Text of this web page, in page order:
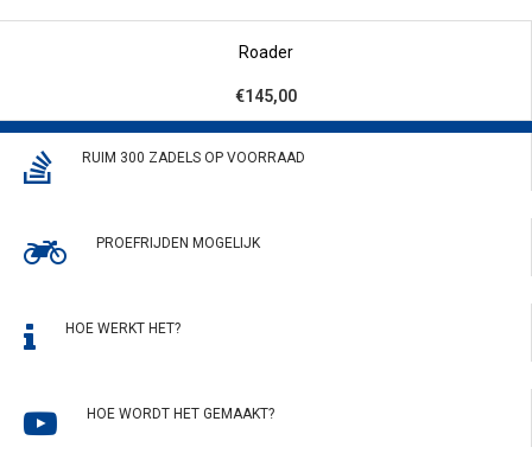
Roader
€145,00
RUIM 300 ZADELS OP VOORRAAD
PROEFRIJDEN MOGELIJK
HOE WERKT HET?
HOE WORDT HET GEMAAKT?